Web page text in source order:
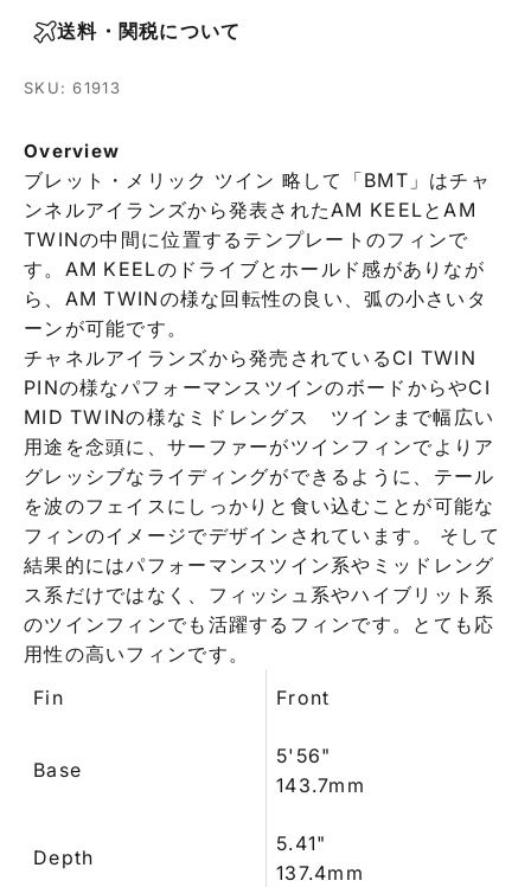
送料・関税について
SKU: 61913
Overview
ブレット・メリック ツイン 略して「BMT」はチャ
ンネルアイランズから発表されたAM KEELとAM
TWINの中間に位置するテンプレートのフィンで
す。AM KEELのドライブとホールド感がありなが
ら、AM TWINの様な回転性の良い、弧の小さいタ
ーンが可能です。
チャネルアイランズから発売されているCI TWIN
PINの様なパフォーマンスツインのボードからやCI
MID TWINの様なミドレングス ツインまで幅広い
用途を念頭に、サーファーがツインフィンでよりア
グレッシブなライディングができるように、テール
を波のフェイスにしっかりと食い込むことが可能な
フィンのイメージでデザインされています。 そして
結果的にはパフォーマンスツイン系やミッドレング
ス系だけではなく、フィッシュ系やハイブリット系
のツインフィンでも活躍するフィンです。とても応
用性の高いフィンです。
Fin
Front
Base
5'56"
143.7mm
Depth
5.41"
137.4mm